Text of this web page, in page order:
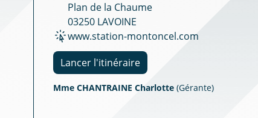
Plan de la Chaume
03250 LAVOINE
www.station-montoncel.com
Lancer l'itinéraire
Mme CHANTRAINE Charlotte (Gérante)